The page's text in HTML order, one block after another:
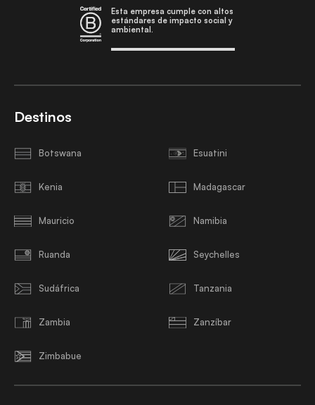
Esta empresa cumple con altos
estándares de impacto social y
ambiental.
Destinos
Botswana Esuatini
Kenia Madagascar
Mauricio Namibia
Ruanda Seychelles
Sudáfrica Tanzania
Zambia Zanzíbar
Zimbabue